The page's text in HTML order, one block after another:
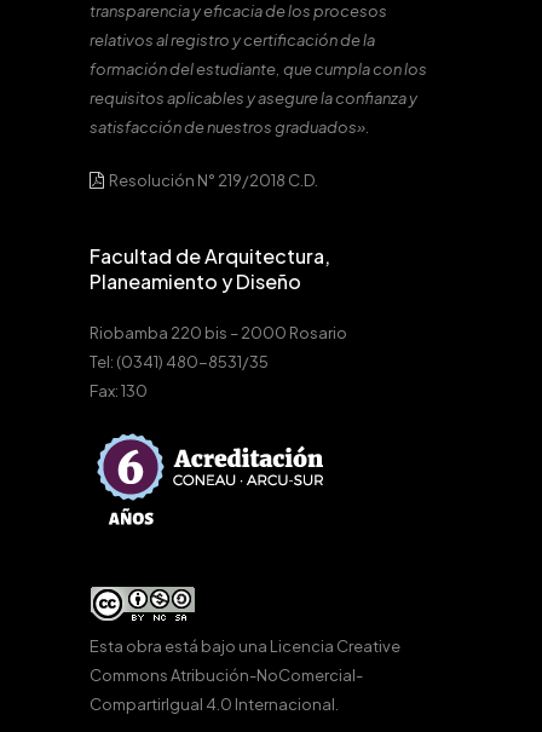
transparencia y eficacia de los procesos
relativos al registro y certificación de la
formación del estudiante, que cumpla con los
requisitos aplicables y asegure la confianza y
satisfacción de nuestros graduados».
Resolución N° 219/2018 C.D.
Facultad de Arquitectura,
Planeamiento y Diseño
Riobamba 220 bis – 2000 Rosario
Tel: (0341) 480-8531/35
Fax: 130
Esta obra está bajo una Licencia Creative
Commons Atribución-NoComercial-
CompartirIgual 4.0 Internacional.